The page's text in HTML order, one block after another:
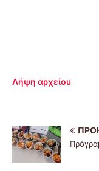
Λήψη αρχείου